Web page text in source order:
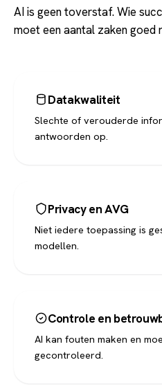
AI is geen toverstaf. Wie
moet een aantal zaken goed
Datakwaliteit
Slechte of verouderde
antwoorden op.
Privacy en AVG
Niet iedere toepassing is
modellen.
Controle en
AI kan fouten maken en
gecontroleerd.